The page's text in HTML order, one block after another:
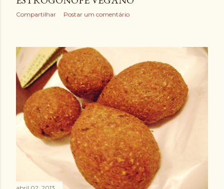
Compartilhar Postar um comentário